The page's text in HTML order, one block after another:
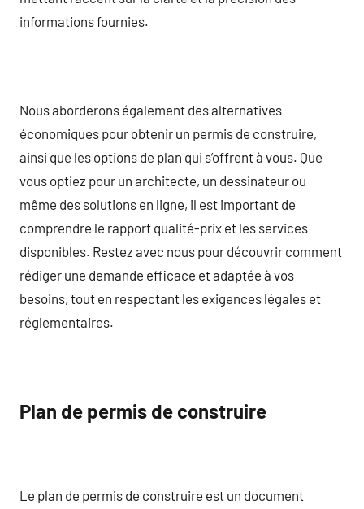
informations fournies.
Nous aborderons également des alternatives
économiques pour obtenir un permis de construire,
ainsi que les options de plan qui s’offrent à vous. Que
vous optiez pour un architecte, un dessinateur ou
même des solutions en ligne, il est important de
comprendre le rapport qualité-prix et les services
disponibles. Restez avec nous pour découvrir comment
rédiger une demande efficace et adaptée à vos
besoins, tout en respectant les exigences légales et
réglementaires.
Plan de permis de construire
Le plan de permis de construire est un document